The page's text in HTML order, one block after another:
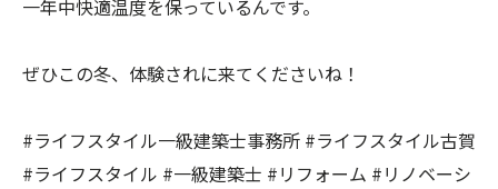
一年中快適温度を保っているんです。
ぜひこの冬、体験されに来てくださいね！
#ライフスタイル一級建築士事務所 #ライフスタイル古賀
#ライフスタイル #一級建築士 #リフォーム #リノベーシ